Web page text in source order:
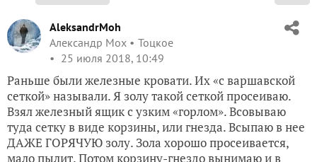
AleksandrMoh
Александр Мох
Тоцкое
25 июля 2018, 10:49
Раньше были железные кровати. Их «с варшавской
сеткой» называли. Я золу такой сеткой просеиваю.
Взял железный ящик с узким «горлом». Всовываю
туда сетку в виде корзины, или гнезда. Всыпаю в нее
ДАЖЕ ГОРЯЧУЮ золу. Зола хорошо просеивается,
мало пылит. Потом корзину-гнездо вынимаю и в